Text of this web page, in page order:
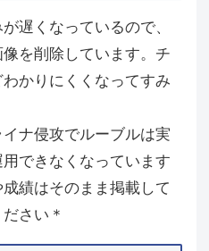
遅くなっているので、
を削除しています。チ
かりにくくなってすみ
イナ侵攻でルーブルは実
できなくなっています
績はそのまま掲載して
さい＊